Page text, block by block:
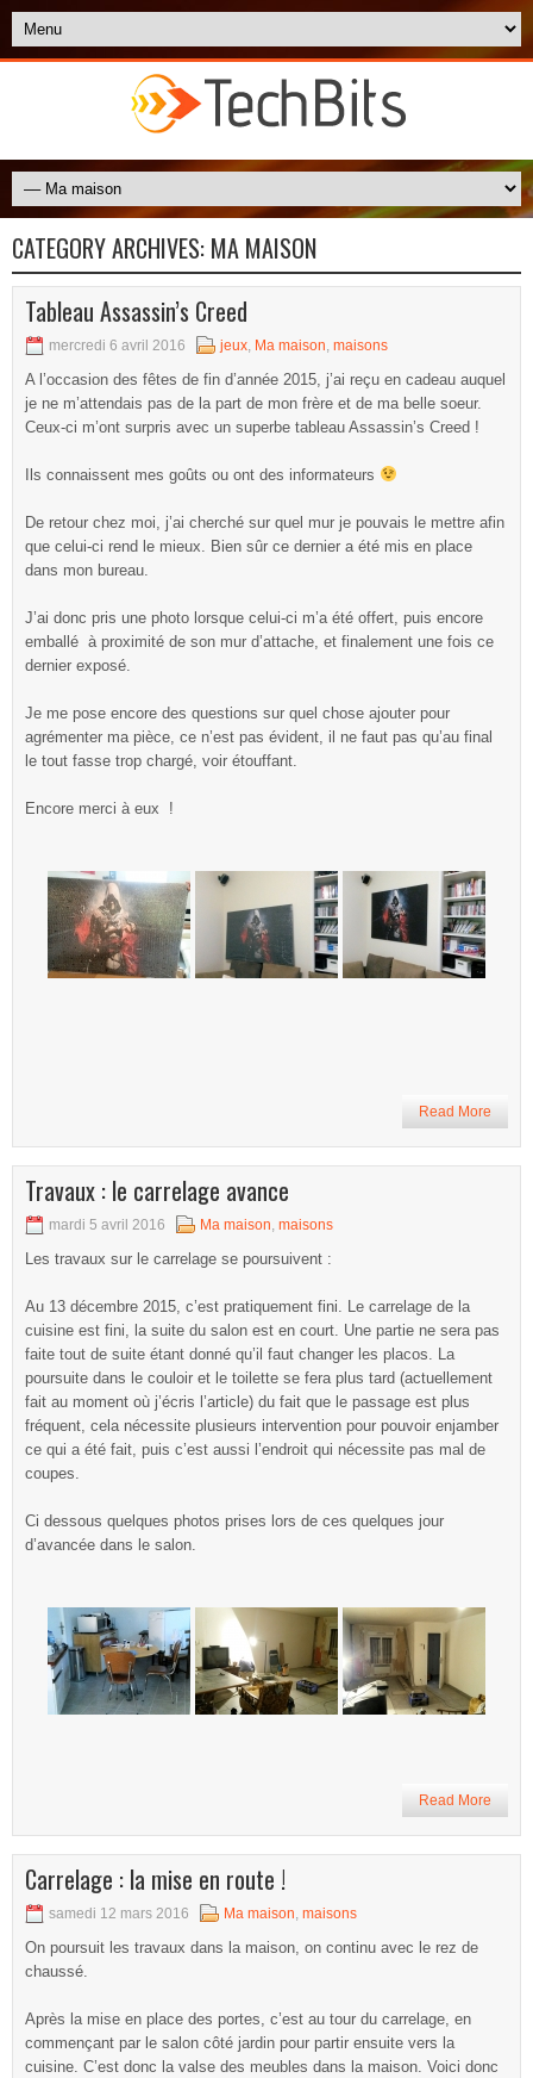
CATEGORY ARCHIVES: MA MAISON
Tableau Assassin’s Creed
mercredi 6 avril 2016 jeux, Ma maison, maisons
A l’occasion des fêtes de fin d’année 2015, j’ai reçu en cadeau auquel
je ne m’attendais pas de la part de mon frère et de ma belle soeur.
Ceux-ci m’ont surpris avec un superbe tableau Assassin’s Creed !
Ils connaissent mes goûts ou ont des informateurs
De retour chez moi, j’ai cherché sur quel mur je pouvais le mettre afin
que celui-ci rend le mieux. Bien sûr ce dernier a été mis en place
dans mon bureau.
J’ai donc pris une photo lorsque celui-ci m’a été offert, puis encore
emballé à proximité de son mur d’attache, et finalement une fois ce
dernier exposé.
Je me pose encore des questions sur quel chose ajouter pour
agrémenter ma pièce, ce n’est pas évident, il ne faut pas qu’au final
le tout fasse trop chargé, voir étouffant.
Encore merci à eux !
Read More
Travaux : le carrelage avance
mardi 5 avril 2016 Ma maison, maisons
Les travaux sur le carrelage se poursuivent :
Au 13 décembre 2015, c’est pratiquement fini. Le carrelage de la
cuisine est fini, la suite du salon est en court. Une partie ne sera pas
faite tout de suite étant donné qu’il faut changer les placos. La
poursuite dans le couloir et le toilette se fera plus tard (actuellement
fait au moment où j’écris l’article) du fait que le passage est plus
fréquent, cela nécessite plusieurs intervention pour pouvoir enjamber
ce qui a été fait, puis c’est aussi l’endroit qui nécessite pas mal de
coupes.
Ci dessous quelques photos prises lors de ces quelques jour
d’avancée dans le salon.
Read More
Carrelage : la mise en route !
samedi 12 mars 2016 Ma maison, maisons
On poursuit les travaux dans la maison, on continu avec le rez de
chaussé.
Après la mise en place des portes, c’est au tour du carrelage, en
commençant par le salon côté jardin pour partir ensuite vers la
cuisine. C’est donc la valse des meubles dans la maison. Voici donc